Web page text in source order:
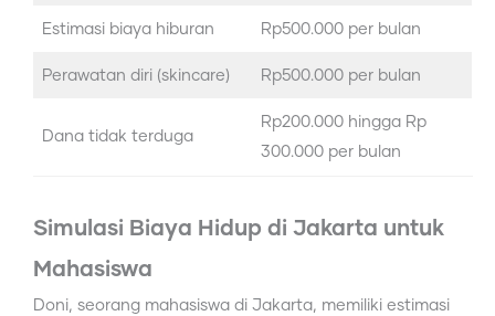
Estimasi biaya hiburan Rp500.000 per bulan
Perawatan diri (skincare) Rp500.000 per bulan
Dana tidak terduga
Rp200.000 hingga Rp
300.000 per bulan
Simulasi Biaya Hidup di Jakarta untuk
Mahasiswa
Doni, seorang mahasiswa di Jakarta, memiliki estimasi